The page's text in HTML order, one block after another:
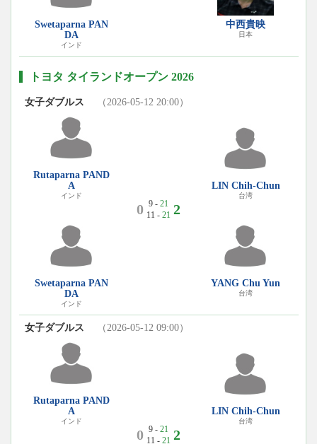
Swetaparna PAN
DA
インド
中西貴映
日本
トヨタ タイランドオープン 2026
女子ダブルス （2026-05-12 20:00）
Rutaparna PAND
A
インド
Swetaparna PAN
DA
インド
0 9 - 21
11 - 21 2
LIN Chih-Chun
台湾
YANG Chu Yun
台湾
女子ダブルス （2026-05-12 09:00）
Rutaparna PAND
A
インド
0 9 - 21
11 - 21 2
LIN Chih-Chun
台湾